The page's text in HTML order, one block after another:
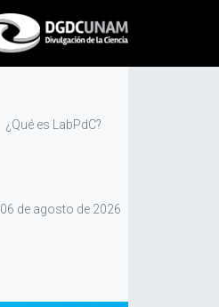
¿Qué es LabPdC?
06 de agosto de 2026